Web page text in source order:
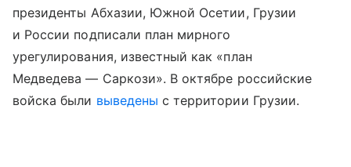
президенты Абхазии, Южной Осетии, Грузии
и России подписали план мирного
урегулирования, известный как «план
Медведева — Саркози». В октябре российские
войска были выведены с территории Грузии.